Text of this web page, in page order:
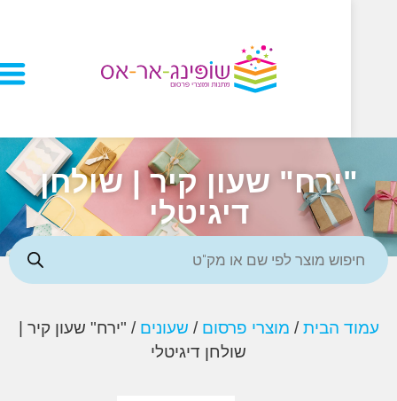
שעון קיר | שולחן
דיגיטלי
הבית/מוצרי פרסום /שעונים/ "ירח" שעון קיר |
שולחן דיגיטלי